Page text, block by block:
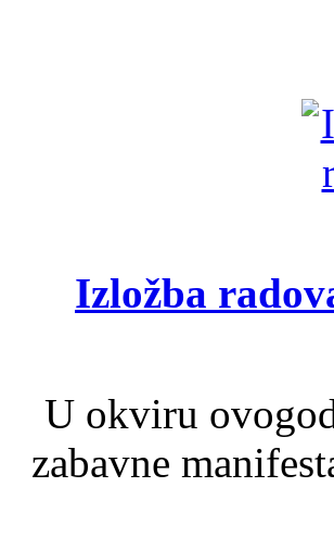
Izložba
U okviru
zabavne